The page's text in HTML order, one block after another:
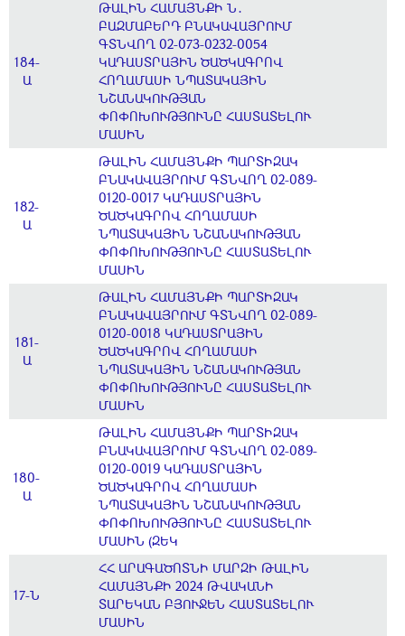
184-
Ա
ԹԱԼԻՆ ՀԱՄԱՅՆՔԻ Ն․
ԲԱԶՄԱԲԵՐԴ ԲՆԱԿԱՎԱՅՐՈՒՄ
ԳՏՆՎՈՂ 02-073-0232-0054
ԿԱԴԱՍՏՐԱՅԻՆ ԾԱԾԿԱԳՐՈՎ
ՀՈՂԱՄԱՍԻ ՆՊԱՏԱԿԱՅԻՆ
ՆՇԱՆԱԿՈՒԹՅԱՆ
ՓՈՓՈԽՈՒԹՅՈՒՆԸ ՀԱՍՏԱՏԵԼՈՒ
ՄԱՍԻՆ
182-
Ա
ԹԱԼԻՆ ՀԱՄԱՅՆՔԻ ՊԱՐՏԻԶԱԿ
ԲՆԱԿԱՎԱՅՐՈՒՄ ԳՏՆՎՈՂ 02-089-
0120-0017 ԿԱԴԱՍՏՐԱՅԻՆ
ԾԱԾԿԱԳՐՈՎ ՀՈՂԱՄԱՍԻ
ՆՊԱՏԱԿԱՅԻՆ ՆՇԱՆԱԿՈՒԹՅԱՆ
ՓՈՓՈԽՈՒԹՅՈՒՆԸ ՀԱՍՏԱՏԵԼՈՒ
ՄԱՍԻՆ
181-
Ա
ԹԱԼԻՆ ՀԱՄԱՅՆՔԻ ՊԱՐՏԻԶԱԿ
ԲՆԱԿԱՎԱՅՐՈՒՄ ԳՏՆՎՈՂ 02-089-
0120-0018 ԿԱԴԱՍՏՐԱՅԻՆ
ԾԱԾԿԱԳՐՈՎ ՀՈՂԱՄԱՍԻ
ՆՊԱՏԱԿԱՅԻՆ ՆՇԱՆԱԿՈՒԹՅԱՆ
ՓՈՓՈԽՈՒԹՅՈՒՆԸ ՀԱՍՏԱՏԵԼՈՒ
ՄԱՍԻՆ
180-
Ա
ԹԱԼԻՆ ՀԱՄԱՅՆՔԻ ՊԱՐՏԻԶԱԿ
ԲՆԱԿԱՎԱՅՐՈՒՄ ԳՏՆՎՈՂ 02-089-
0120-0019 ԿԱԴԱՍՏՐԱՅԻՆ
ԾԱԾԿԱԳՐՈՎ ՀՈՂԱՄԱՍԻ
ՆՊԱՏԱԿԱՅԻՆ ՆՇԱՆԱԿՈՒԹՅԱՆ
ՓՈՓՈԽՈՒԹՅՈՒՆԸ ՀԱՍՏԱՏԵԼՈՒ
ՄԱՍԻՆ (ԶԵԿ
17-Ն
ՀՀ ԱՐԱԳԱԾՈՏՆԻ ՄԱՐԶԻ ԹԱԼԻՆ
ՀԱՄԱՅՆՔԻ 2024 ԹՎԱԿԱՆԻ
ՏԱՐԵԿԱՆ ԲՅՈՒՋԵՆ ՀԱՍՏԱՏԵԼՈՒ
ՄԱՍԻՆ